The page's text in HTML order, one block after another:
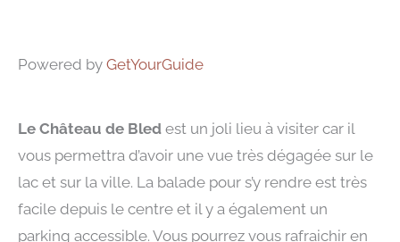
Powered by GetYourGuide
Le Château de Bled est un joli lieu à visiter car il
vous permettra d’avoir une vue très dégagée sur le
lac et sur la ville. La balade pour s’y rendre est très
facile depuis le centre et il y a également un
parking accessible. Vous pourrez vous rafraichir en